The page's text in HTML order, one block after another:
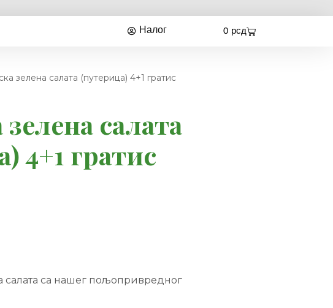
Налог 0 рсд
зелена салата (путерица) 4+1 гратис
салата
4+1 гратис
салата са нашег пољопривредног